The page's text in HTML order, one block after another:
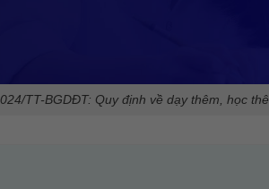
TT-BGDĐT: Quy định về dạy thêm, học